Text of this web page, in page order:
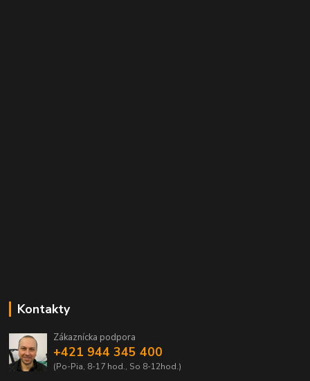
Kontakty
Zákaznícka podpora
+421 944 345 400
(Po-Pia, 8-17 hod., So 8-12hod.)